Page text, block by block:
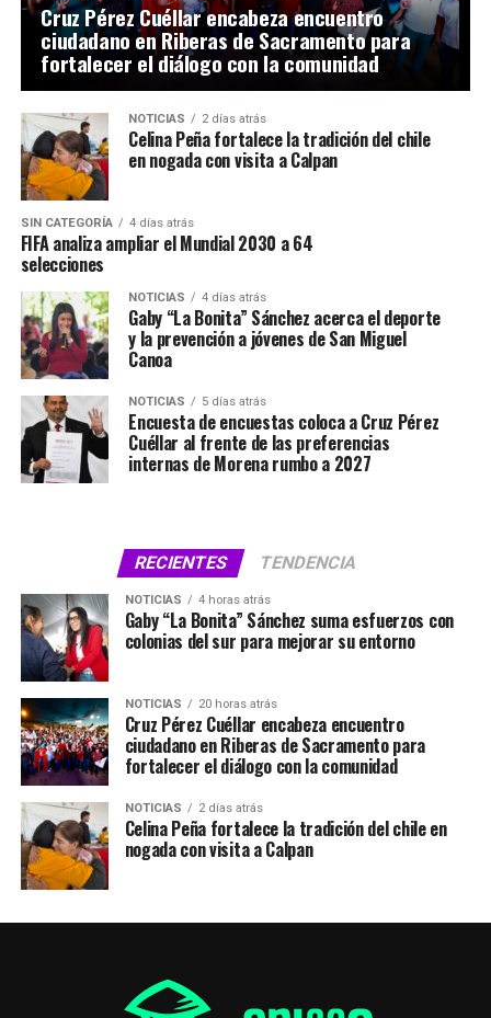
Cruz Pérez Cuéllar encabeza encuentro
ciudadano en Riberas de Sacramento para
fortalecer el diálogo con la comunidad
NOTICIAS 2 días atrás
Celina Peña fortalece la tradición del chile
en nogada con visita a Calpan
SIN CATEGORÍA 4 días atrás
FIFA analiza ampliar el Mundial 2030 a 64
selecciones
NOTICIAS 4 días atrás
Gaby “La Bonita” Sánchez acerca el deporte
y la prevención a jóvenes de San Miguel
Canoa
NOTICIAS 5 días atrás
Encuesta de encuestas coloca a Cruz Pérez
Cuéllar al frente de las preferencias
internas de Morena rumbo a 2027
RECIENTES TENDENCIA
NOTICIAS 4 horas atrás
Gaby “La Bonita” Sánchez suma esfuerzos con
colonias del sur para mejorar su entorno
NOTICIAS 20 horas atrás
Cruz Pérez Cuéllar encabeza encuentro
ciudadano en Riberas de Sacramento para
fortalecer el diálogo con la comunidad
NOTICIAS 2 días atrás
Celina Peña fortalece la tradición del chile en
nogada con visita a Calpan